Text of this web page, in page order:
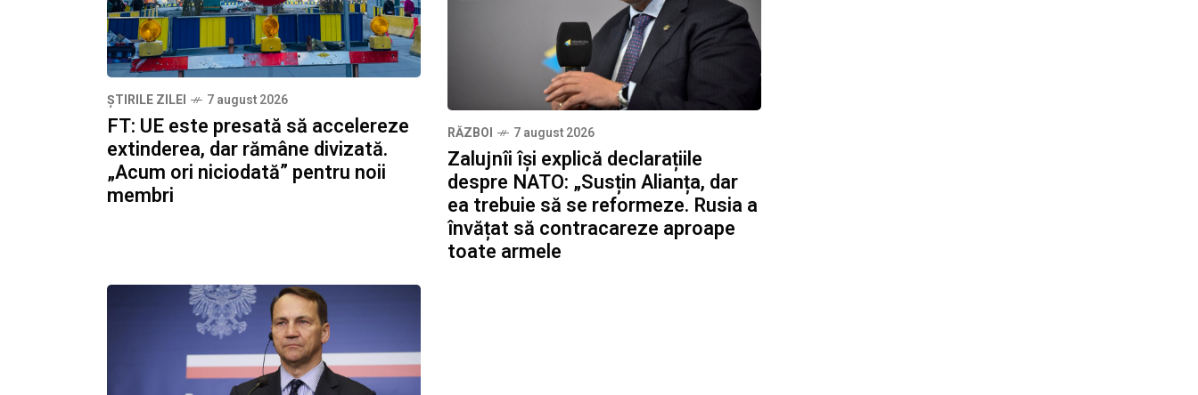
ȘTIRILE ZILEI 7 august 2026
FT: UE este presată să accelereze
extinderea, dar rămâne divizată.
„Acum ori niciodată” pentru noii
membri
RĂZBOI 7 august 2026
Zalujnîi își explică declarațiile
despre NATO: „Susțin Alianța, dar
ea trebuie să se reformeze. Rusia a
învățat să contracareze aproape
toate armele